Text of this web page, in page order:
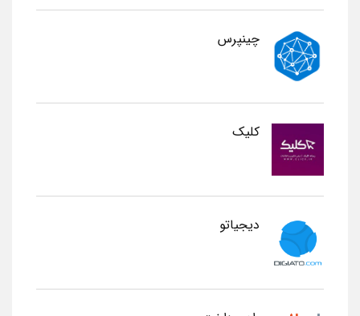
چینپرس
کلیک
دیجیاتو